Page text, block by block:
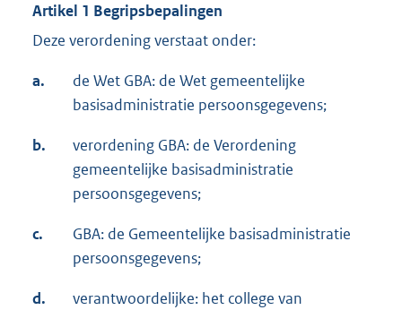
Artikel 1 Begripsbepalingen
Deze verordening verstaat onder:
a.
de Wet GBA: de Wet gemeentelijke
basisadministratie persoonsgegevens;
b.
verordening GBA: de Verordening
gemeentelijke basisadministratie
persoonsgegevens;
c.
GBA: de Gemeentelijke basisadministratie
persoonsgegevens;
d.
verantwoordelijke: het college van